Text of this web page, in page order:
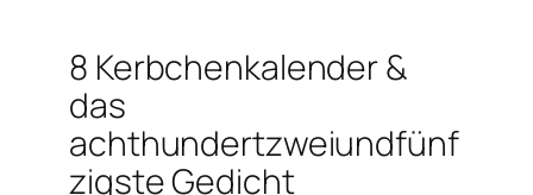
8 Kerbchenkalender &
das
achthundertzweiundfünf
zigste Gedicht